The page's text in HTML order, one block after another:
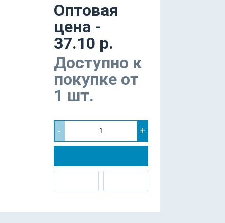
Оптовая
цена -
37.10 р.
Доступно к
покупке от
1 шт.
- +